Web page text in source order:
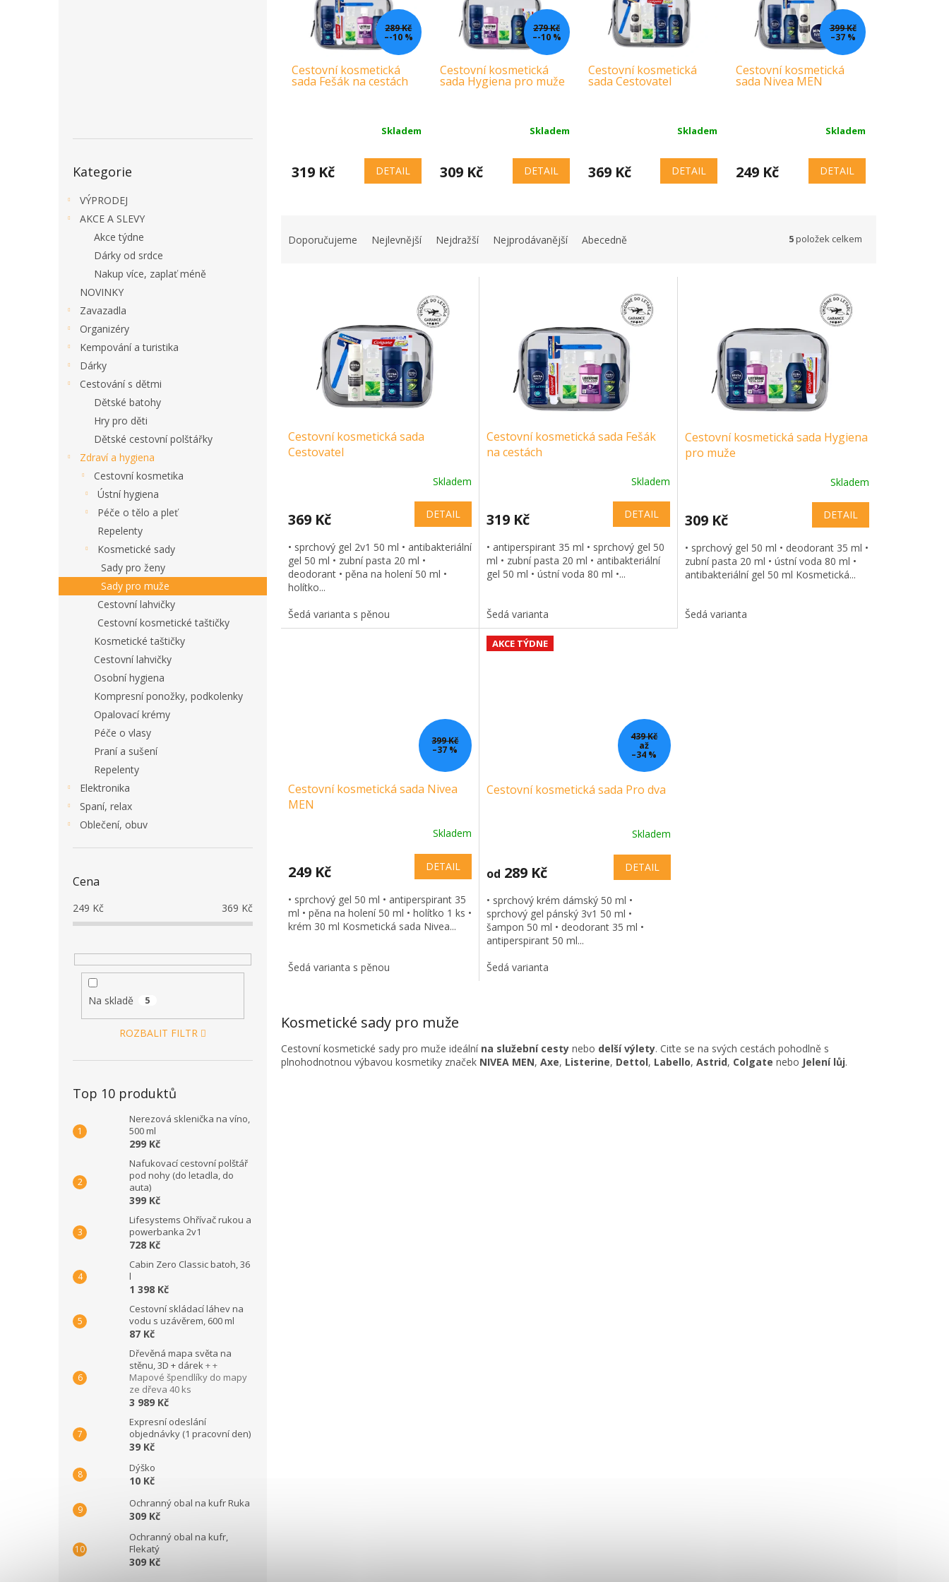
kategorie
Kategorie
VÝPRODEJ
AKCE A SLEVY
Akce týdne
Dárky od srdce
Nakup více, zaplať méně
NOVINKY
Zavazadla
Organizéry
Kempování a turistika
Dárky
Cestování s dětmi
Dětské batohy
Hry pro děti
Dětské cestovní polštářky
Zdraví a hygiena
Cestovní kosmetika
Ústní hygiena
Péče o tělo a pleť
Repelenty
Kosmetické sady
Sady pro ženy
Sady pro muže
Cestovní lahvičky
Cestovní kosmetické taštičky
Kosmetické taštičky
Cestovní lahvičky
Osobní hygiena
Kompresní ponožky, podkolenky
Opalovací krémy
Péče o vlasy
Praní a sušení
Repelenty
Elektronika
Spaní, relax
Oblečení, obuv
Cena
249 Kč 369 Kč
Na skladě 5
ROZBALIT FILTR
Top 10 produktů
Nerezová sklenička na víno,
500 ml
299 Kč
Nafukovací cestovní polštář
pod nohy (do letadla, do
auta)
399 Kč
Lifesystems Ohřívač rukou a
powerbanka 2v1
728 Kč
Cabin Zero Classic batoh, 36
l
1 398 Kč
Cestovní skládací láhev na
vodu s uzávěrem, 600 ml
87 Kč
Dřevěná mapa světa na
stěnu, 3D + dárek+ +
Mapové špendlíky do mapy
ze dřeva 40 ks
3 989 Kč
Expresní odeslání
objednávky (1 pracovní den)
39 Kč
Dýško
10 Kč
Ochranný obal na kufr Ruka
309 Kč
Ochranný obal na kufr,
Flekatý
309 Kč
289 Kč
–-10 %
Cestovní kosmetická
sada Fešák na cestách
Skladem
319 Kč DETAIL
279 Kč
–-10 %
Cestovní kosmetická
sada Hygiena pro muže
Skladem
309 Kč DETAIL
Cestovní kosmetická
sada Cestovatel
Skladem
369 Kč DETAIL
399 Kč
–37 %
Cestovní kosmetická
sada Nivea MEN
Skladem
249 Kč DETAIL
Doporučujeme Nejlevnější Nejdražší Nejprodávanější Abecedně 5položek celkem
Cestovní kosmetická sada
Cestovatel
Skladem
369 Kč DETAIL
• sprchový gel 2v1 50 ml • antibakteriální
gel 50 ml • zubní pasta 20 ml •
deodorant • pěna na holení 50 ml •
holítko...
Šedá varianta s pěnou
Cestovní kosmetická sada Fešák
na cestách
Skladem
319 Kč DETAIL
• antiperspirant 35 ml • sprchový gel 50
ml • zubní pasta 20 ml • antibakteriální
gel 50 ml • ústní voda 80 ml •...
Šedá varianta
Cestovní kosmetická sada Hygiena
pro muže
Skladem
309 Kč DETAIL
• sprchový gel 50 ml • deodorant 35 ml •
zubní pasta 20 ml • ústní voda 80 ml •
antibakteriální gel 50 ml Kosmetická...
Šedá varianta
399 Kč
–37 %
Cestovní kosmetická sada Nivea
MEN
Skladem
249 Kč DETAIL
• sprchový gel 50 ml • antiperspirant 35
ml • pěna na holení 50 ml • holítko 1 ks •
krém 30 ml Kosmetická sada Nivea...
Šedá varianta s pěnou
AKCE TÝDNE
439 Kč
až
–34 %
Cestovní kosmetická sada Pro dva
Skladem
od 289 Kč DETAIL
• sprchový krém dámský 50 ml •
sprchový gel pánský 3v1 50 ml •
šampon 50 ml • deodorant 35 ml •
antiperspirant 50 ml...
Šedá varianta
d
a
Kosmetické sady pro muže
Cestovní kosmetické sady pro muže ideálnína služební cesty nebo delší výlety. Ciťte se na svých cestách pohodlně s
plnohodnotnou výbavou kosmetiky značek NIVEA MEN, Axe, Listerine, Dettol, Labello, Astrid, Colgate nebo Jelení lůj.